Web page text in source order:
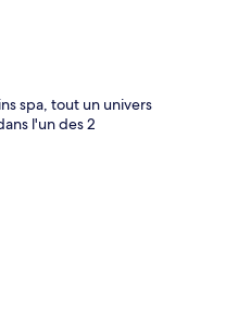
spa, tout un univers
l'un des 2